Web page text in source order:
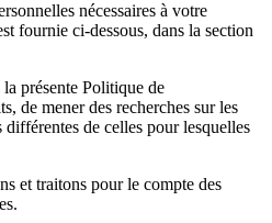
nécessaires à votre
fournie ci-dessous, dans la section
présente Politique de
de mener des recherches sur les
de celles pour lesquelles
et traitons pour le compte des